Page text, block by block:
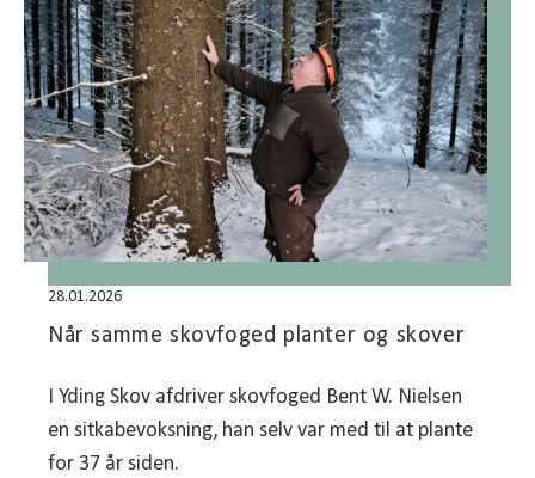
28.01.2026
Når samme skovfoged planter og skover
I Yding Skov afdriver skovfoged Bent W. Nielsen
en sitkabevoksning, han selv var med til at plante
for 37 år siden.